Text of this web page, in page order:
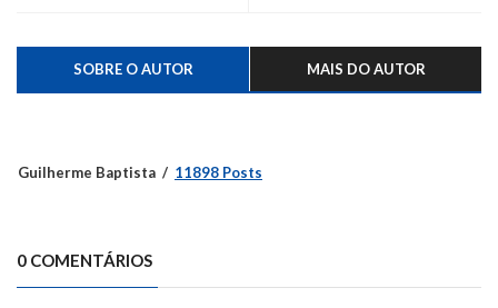
SOBRE O AUTOR MAIS DO AUTOR
Guilherme Baptista 11898 Posts
0 COMENTÁRIOS